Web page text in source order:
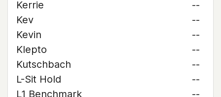
Kerrie
--
Kev
--
Kevin
--
Klepto
--
Kutschbach
--
L-Sit Hold
--
L1 Benchmark
--